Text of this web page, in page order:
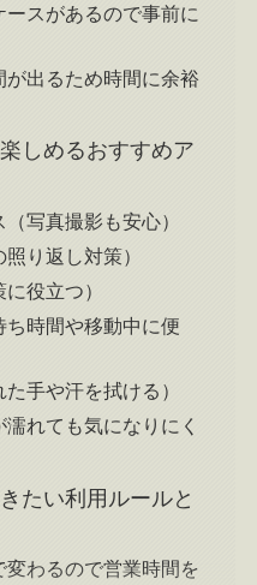
スがあるので事前に
出るため時間に余裕
しめるおすすめア
写真撮影も安心）
り返し対策）
役立つ）
時間や移動中に便
手や汗を拭ける）
れても気になりにく
たい利用ルールと
変わるので営業時間を